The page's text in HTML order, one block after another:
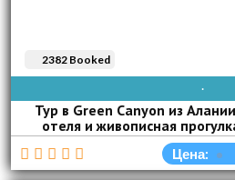
AVAIBLE EVERY
Тур в Green Canyon из
отеля и живописная
2382 Booked
Цена: